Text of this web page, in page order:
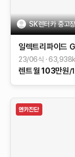
SK렌터카 중고
일렉트리파이드
23/06식 63,938
렌트월 103만원/